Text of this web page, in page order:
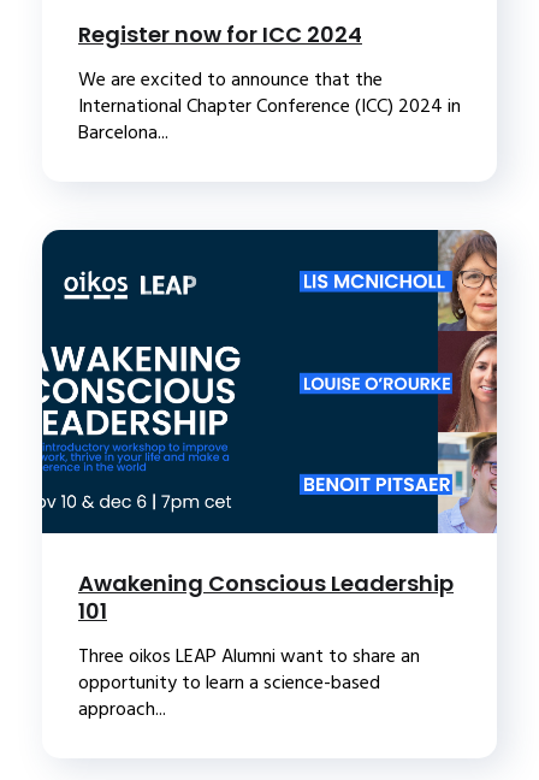
Register now for ICC 2024
We are excited to announce that the
International Chapter Conference (ICC) 2024 in
Barcelona...
Awakening Conscious Leadership
101
Three oikos LEAP Alumni want to share an
opportunity to learn a science-based
approach...